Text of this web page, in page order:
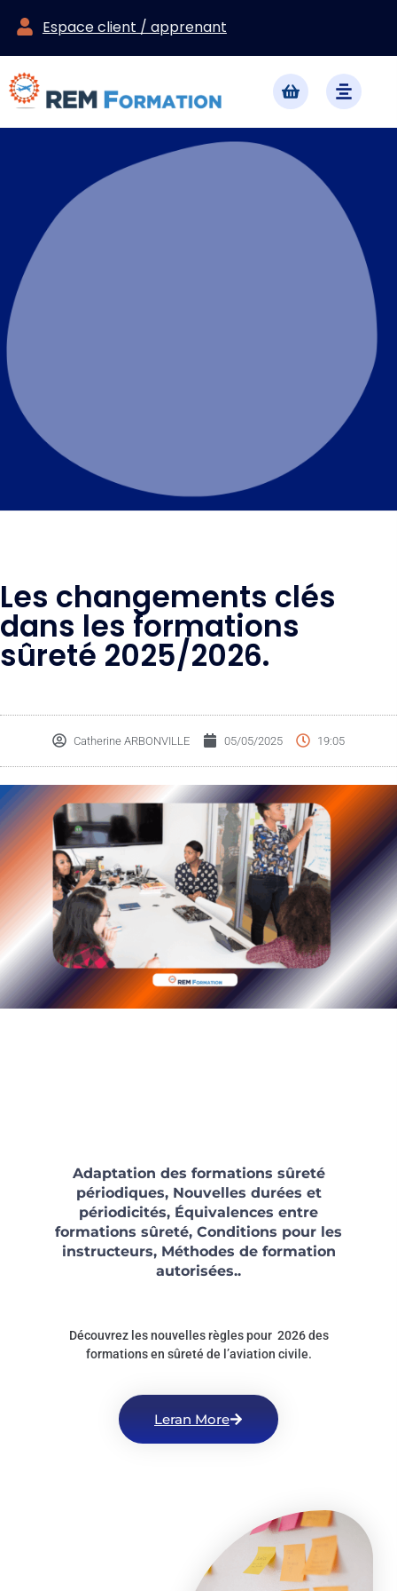
Espace client / apprenant
Les changements clés
dans les formations
sûreté 2025/2026.
Catherine ARBONVILLE 05/05/2025 19:05
Adaptation des formations sûreté
périodiques, Nouvelles durées et
périodicités, Équivalences entre
formations sûreté, Conditions pour les
instructeurs, Méthodes de formation
autorisées..
Découvrez les nouvelles règles pour 2026 des
formations en sûreté de l’aviation civile.
Leran More